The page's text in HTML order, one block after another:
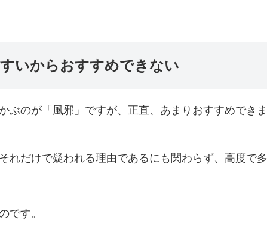
いからおすすめできない
のが「風邪」ですが、正直、あまりおすすめできま
だけで疑われる理由であるにも関わらず、高度で多
です。